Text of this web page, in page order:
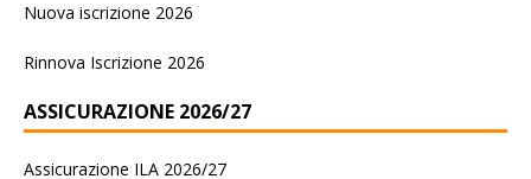
Nuova iscrizione 2026
Rinnova Iscrizione 2026
ASSICURAZIONE 2026/27
Assicurazione ILA 2026/27